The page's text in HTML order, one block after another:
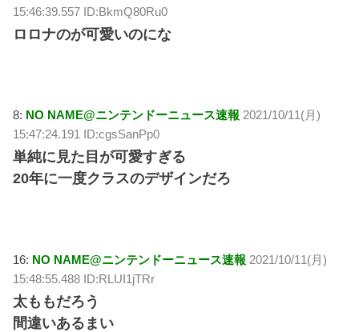
15:46:39.557 ID:BkmQ80Ru0
ロロナのが可愛いのにな
8: NO NAME@ニンテンドーニュース速報 2021/10/11(月)
15:47:24.191 ID:cgsSanPp0
単純に見た目が可愛すぎる
20年に一度クラスのデザインだろ
16: NO NAME@ニンテンドーニュース速報 2021/10/11(月)
15:48:55.488 ID:RLUI1jTRr
太ももだろう
間違いあるまい